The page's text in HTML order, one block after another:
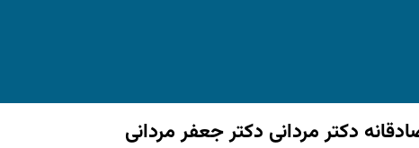
دکتر مردانی دکتر جعفر مردانی